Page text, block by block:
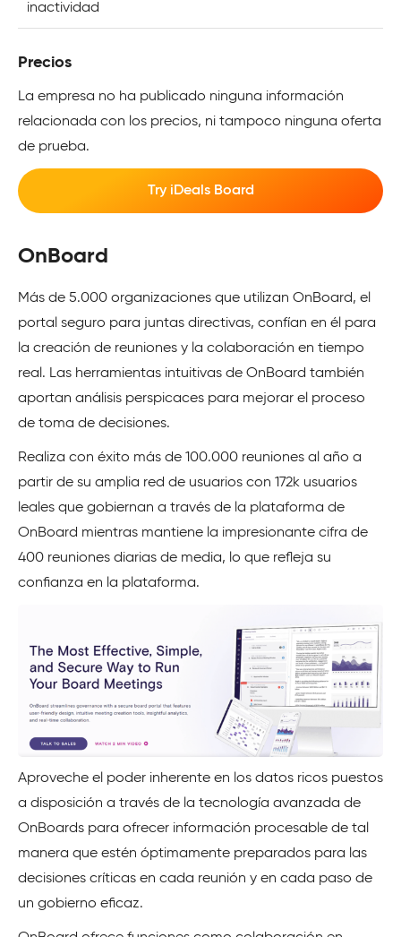
inactividad
Precios
La empresa no ha publicado ninguna información
relacionada con los precios, ni tampoco ninguna oferta
de prueba.
Try iDeals Board
OnBoard
Más de 5.000 organizaciones que utilizan OnBoard, el
portal seguro para juntas directivas, confían en él para
la creación de reuniones y la colaboración en tiempo
real. Las herramientas intuitivas de OnBoard también
aportan análisis perspicaces para mejorar el proceso
de toma de decisiones.
Realiza con éxito más de 100.000 reuniones al año a
partir de su amplia red de usuarios con 172k usuarios
leales que gobiernan a través de la plataforma de
OnBoard mientras mantiene la impresionante cifra de
400 reuniones diarias de media, lo que refleja su
confianza en la plataforma.
Aproveche el poder inherente en los datos ricos puestos
a disposición a través de la tecnología avanzada de
OnBoards para ofrecer información procesable de tal
manera que estén óptimamente preparados para las
decisiones críticas en cada reunión y en cada paso de
un gobierno eficaz.